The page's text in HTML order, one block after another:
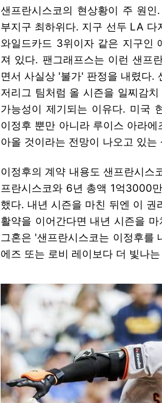
샌프란시스코의 현상황이 주 원
부지구 최하위다. 지구 선두 LA
와일드카드 3위이자 같은 지구인
져 있다. 팬그래프스는 이런 샌프
면서 사실상 '불가' 판정을 내렸다.
저리그 팀처럼 올 시즌을 일찌감
가능성이 제기되는 이유다. 미국
이정후 뿐만 아니라 루이스 아라
아올 것이라는 전망이 나오고 있는
이정후의 계약 내용도 샌프란시스
프란시스코와 6년 총액 1억3000
했다. 내년 시즌을 마친 뒤엔 이 권
활약을 이어간다면 내년 시즌을
그혼은 '샌프란시스코는 이정후를
에즈 또는 로비 레이보다 더 빛나